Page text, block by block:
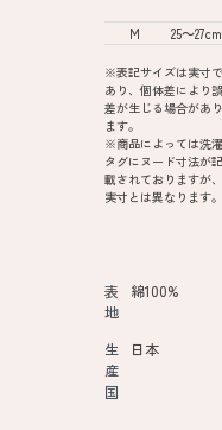
M 25～27cm
※表記サイズは実寸で
あり、個体差により誤
差が生じる場合があり
ます。
※商品によっては洗濯
タグにヌード寸法が記
載されておりますが、
実寸とは異なります。
表
地
綿100%
生
産
国
日本